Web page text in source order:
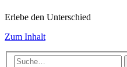
Erlebe den Unterschied
Zum Inhalt